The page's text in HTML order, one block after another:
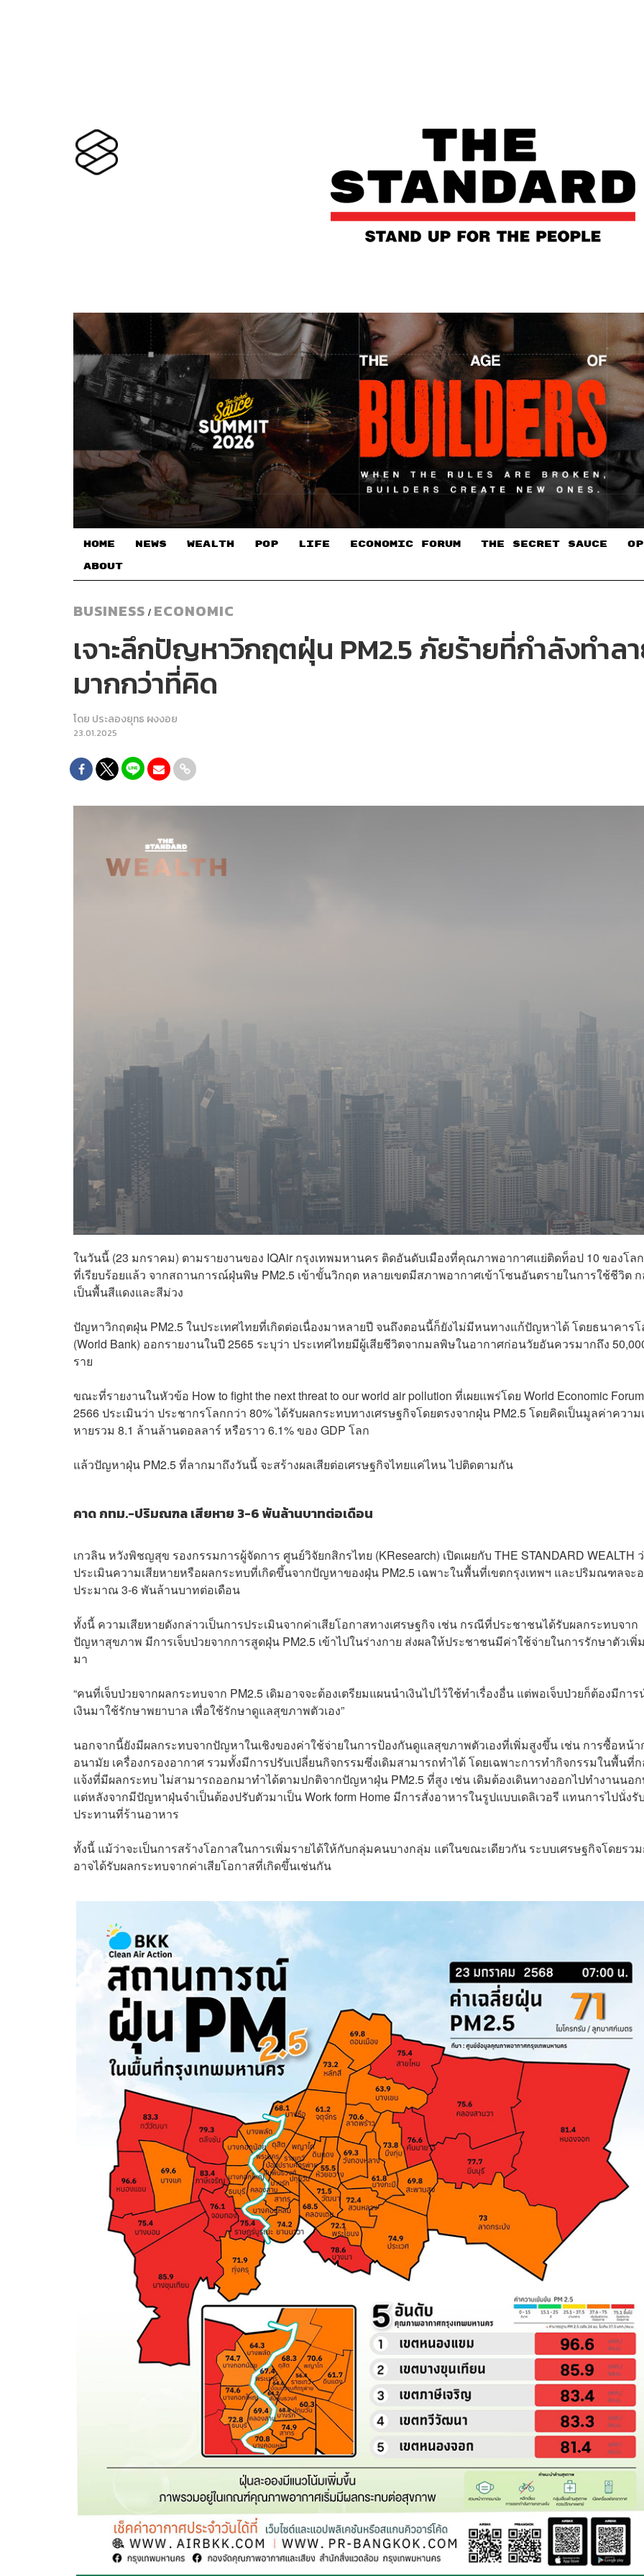
HOME NEWS WEALTH POP LIFE ECONOMIC FORUM THE SECRET SAUCE​
ABOUT
BUSINESS / ECONOMIC
เจาะลึกปัญหาวิกฤตฝุ่น PM2.5 ภัยร้ายที่กำลังทำล
มากกว่าที่คิด
โดย ประลองยุทธ ผงงอย
23.01.2025
ในวันนี้ (23 มกราคม) ตามรายงานของ IQAir กรุงเทพมหานคร ติดอันดับเมืองที่คุณภาพอากาศแย่ติดท็อป 10 ของโล
ที่เรียบร้อยแล้ว จากสถานการณ์ฝุ่นพิษ PM2.5 เข้าขั้นวิกฤต หลายเขตมีสภาพอากาศเข้าโซนอันตรายในการใช้ชีวิต ก
เป็นพื้นสีแดงและสีม่วง
ปัญหาวิกฤตฝุ่น PM2.5 ในประเทศไทยที่เกิดต่อเนื่องมาหลายปี จนถึงตอนนี้ก็ยังไม่มีหนทางแก้ปัญหาได้ โดยธนาคารโ
(World Bank) ออกรายงานในปี 2565 ระบุว่า ประเทศไทยมีผู้เสียชีวิตจากมลพิษในอากาศก่อนวัยอันควรมากถึง
ราย
ขณะที่รายงานในหัวข้อ How to fight the next threat to our world air pollution ที่เผยแพร่โดย World Economic Forum
2566 ประเมินว่า ประชากรโลกกว่า 80% ได้รับผลกระทบทางเศรษฐกิจโดยตรงจากฝุ่น PM2.5 โดยคิดเป็นมูลค่าความ
หายรวม 8.1 ล้านล้านดอลลาร์ หรือราว 6.1% ของ GDP โลก
แล้วปัญหาฝุ่น PM2.5 ที่ลากมาถึงวันนี้ จะสร้างผลเสียต่อเศรษฐกิจไทยแค่ไหน ไปติดตามกัน
คาด กทม.-ปริมณฑล เสียหาย 3-6 พันล้านบาทต่อเดือน
เกวลิน หวังพิชญสุข รองกรรมการผู้จัดการ ศูนย์วิจัยกสิกรไทย (KResearch) เปิดเผยกับ THE STANDARD WEALTH
ประเมินความเสียหายหรือผลกระทบที่เกิดขึ้นจากปัญหาของฝุ่น PM2.5 เฉพาะในพื้นที่เขตกรุงเทพฯ และปริมณฑลจะ
ประมาณ 3-6 พันล้านบาทต่อเดือน
ทั้งนี้ ความเสียหายดังกล่าวเป็นการประเมินจากค่าเสียโอกาสทางเศรษฐกิจ เช่น กรณีที่ประชาชนได้รับผลกระทบจาก
ปัญหาสุขภาพ มีการเจ็บป่วยจากการสูดฝุ่น PM2.5 เข้าไปในร่างกาย ส่งผลให้ประชาชนมีค่าใช้จ่ายในการรักษาตัวเพิ่
มา
“คนที่เจ็บป่วยจากผลกระทบจาก PM2.5 เดิมอาจจะต้องเตรียมแผนนำเงินไปไว้ใช้ทำเรื่องอื่น แต่พอเจ็บป่วยก็ต้องมีการ
เงินมาใช้รักษาพยาบาล เพื่อใช้รักษาดูแลสุขภาพตัวเอง”
นอกจากนี้ยังมีผลกระทบจากปัญหาในเชิงของค่าใช้จ่ายในการป้องกันดูแลสุขภาพตัวเองที่เพิ่มสูงขึ้น เช่น การซื้อหน้า
อนามัย เครื่องกรองอากาศ รวมทั้งมีการปรับเปลี่ยนกิจกรรมซึ่งเดิมสามารถทำได้ โดยเฉพาะการทำกิจกรรมในพื้นที่ก
แจ้งที่มีผลกระทบ ไม่สามารถออกมาทำได้ตามปกติจากปัญหาฝุ่น PM2.5 ที่สูง เช่น เดิมต้องเดินทางออกไปทำงานนอ
แต่หลังจากมีปัญหาฝุ่นจำเป็นต้องปรับตัวมาเป็น Work form Home มีการสั่งอาหารในรูปแบบเดลิเวอรี แทนการไปนั่งรับ
ประทานที่ร้านอาหาร
ทั้งนี้ แม้ว่าจะเป็นการสร้างโอกาสในการเพิ่มรายได้ให้กับกลุ่มคนบางกลุ่ม แต่ในขณะเดียวกัน ระบบเศรษฐกิจโดยรว
อาจได้รับผลกระทบจากค่าเสียโอกาสที่เกิดขึ้นเช่นกัน